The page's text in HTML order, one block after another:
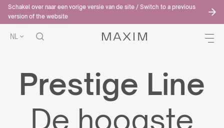
Schakel over naar een vorige versie van de site / Switch to a previous
version of the website
NL
Prestige Line
De hoogste